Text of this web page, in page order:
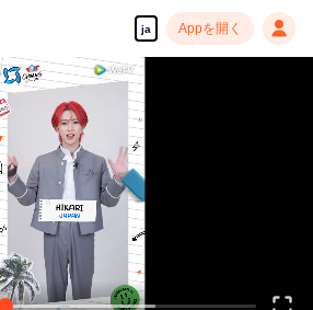
ja Appを開く